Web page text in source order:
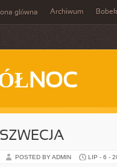
główna Archiwum Bobek
SZWECJA
POSTED BY ADMIN LIP - 6 -